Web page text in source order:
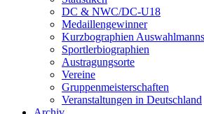
DC & NWC/DC-U18
Medaillengewinner
Kurzbographien
Sportlerbiographien
Austragungsorte
Vereine
Gruppenmeisterschaften
Veranstaltungen in Deutschland